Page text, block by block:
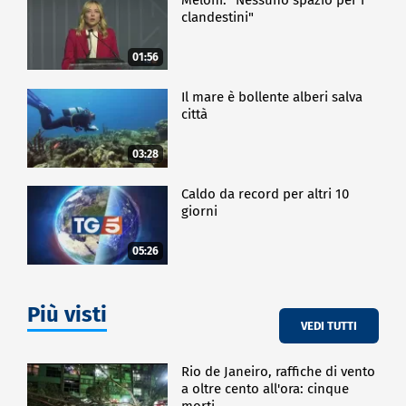
01:56
clandestini"
03:28
Il mare è bollente alberi salva
città
05:26
Caldo da record per altri 10
giorni
Più visti VEDI TUTTI
Rio de Janeiro, raffiche di vento
a oltre cento all'ora: cinque